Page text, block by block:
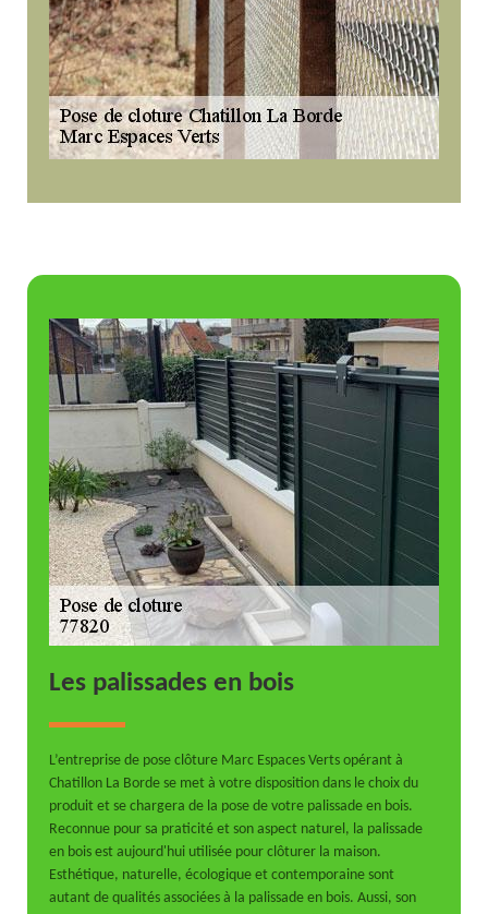
Les palissades en bois
L’entreprise de pose clôture Marc Espaces Verts opérant à
Chatillon La Borde se met à votre disposition dans le choix du
produit et se chargera de la pose de votre palissade en bois.
Reconnue pour sa praticité et son aspect naturel, la palissade
en bois est aujourd'hui utilisée pour clôturer la maison.
Esthétique, naturelle, écologique et contemporaine sont
autant de qualités associées à la palissade en bois. Aussi, son